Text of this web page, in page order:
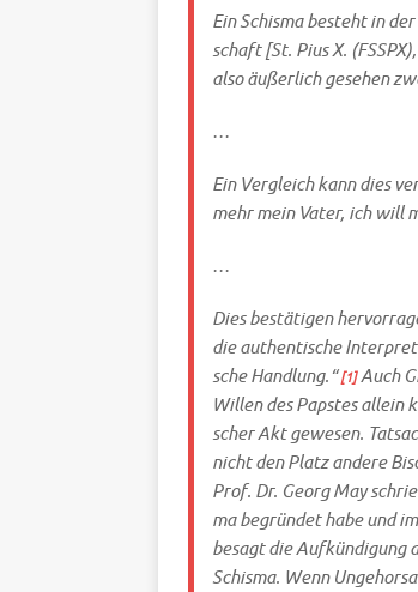
Ein Schis­ma besteht in
schaft [St. Pius X.
also äußer­lich gese­hen
…
Ein Ver­gleich kann dies
mehr mein Vater, ich will
…
Dies bestä­ti­gen
die authen­ti­sche
sche Hand­lung.“[1]Auch
Wil­len des Pap­stes allein
scher Akt gewe­sen.
nicht den Platz ande­re
Prof. Dr. Georg May
ma begrün­det habe und
besagt die Auf­kün­di­gung
Schis­ma. Wenn